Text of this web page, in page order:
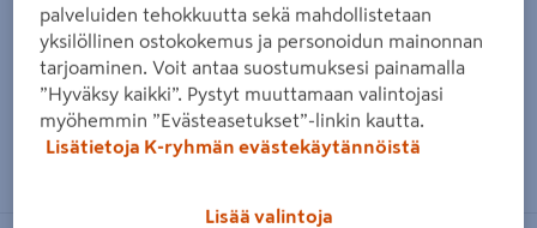
Zoomaa kuvaa sormilla kosketusnäytöllä
palveluiden tehokkuutta sekä mahdollistetaan
yksilöllinen ostokokemus ja personoidun mainonnan
tarjoaminen. Voit antaa suostumuksesi painamalla
”Hyväksy kaikki”. Pystyt muuttamaan valintojasi
myöhemmin ”Evästeasetukset”-linkin kautta.
Lisätietoja K-ryhmän evästekäytännöistä
Lisää valintoja